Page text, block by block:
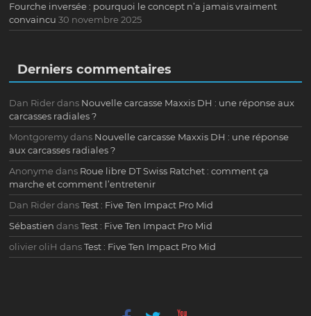
Fourche inversée : pourquoi le concept n’a jamais vraiment
convaincu 30 novembre 2025
Derniers commentaires
Dan Riderdans Nouvelle carcasse Maxxis DH : une réponse aux
carcasses radiales ?
Montgoremydans Nouvelle carcasse Maxxis DH : une réponse
aux carcasses radiales ?
Anonyme dans Roue libre DT Swiss Ratchet : comment ça
marche et comment l’entretenir
Dan RiderdansTest : Five Ten Impact Pro Mid
Sébastien dansTest : Five Ten Impact Pro Mid
olivier oliH dansTest : Five Ten Impact Pro Mid